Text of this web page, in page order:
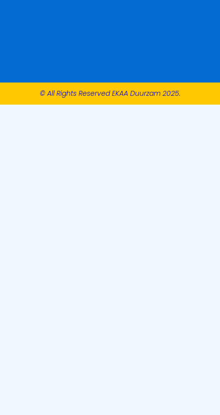
© All Rights Reserved EKAA Duurzam 2025.